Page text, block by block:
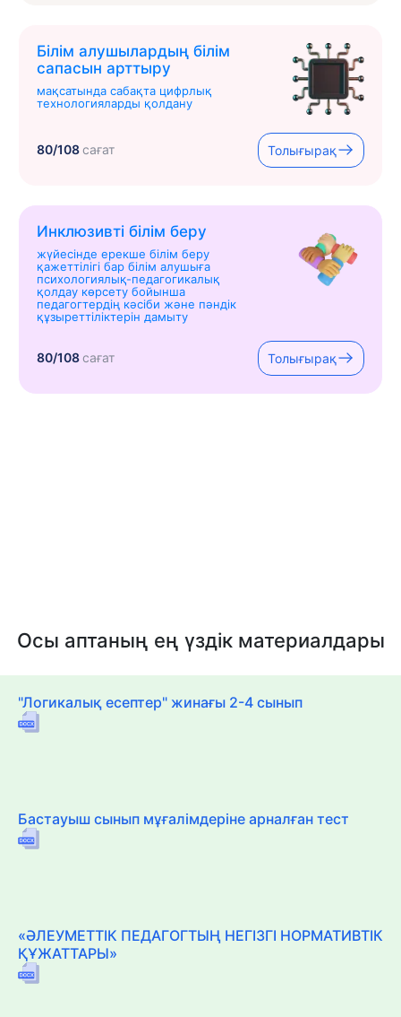
Білім алушылардың білім
сапасын арттыру
мақсатында сабақта цифрлық
технологияларды қолдану
80/108сағат Толығырақ
Инклюзивті білім беру
жүйесінде ерекше білім беру
қажеттілігі бар білім алушыға
психологиялық-педагогикалық
қолдау көрсету бойынша
педагогтердің кәсіби және пәндік
құзыреттіліктерін дамыту
80/108сағат Толығырақ
Осы аптаның ең үздік материалдары
"Логикалық есептер" жинағы 2-4 сынып
Бастауыш сынып мұғалімдеріне арналған тест
«ӘЛЕУМЕТТІК ПЕДАГОГТЫҢ НЕГІЗГІ НОРМАТИВТІК
ҚҰЖАТТАРЫ»